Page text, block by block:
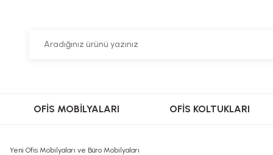
OFİS MOBİLYALARI OFİS KOLTUKLARI
Yeni Ofis Mobilyaları ve Büro Mobilyaları